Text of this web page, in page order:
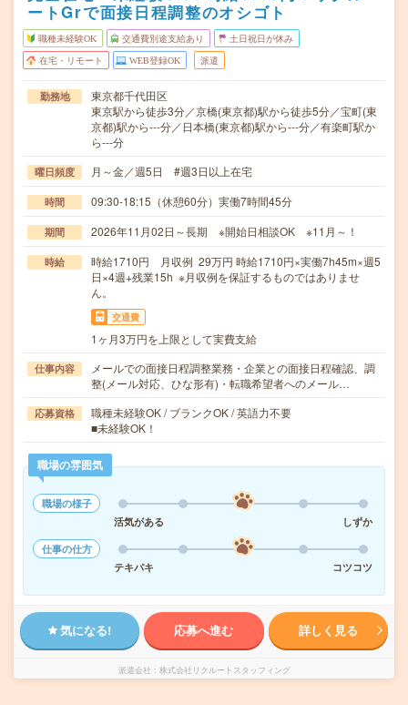
ートGrで面接日程調整のオシゴト
職種未経験OK 交通費別途支給あり 土日祝日が休み
在宅・リモート WEB登録OK 派遣
勤務地
東京都千代田区
東京駅から徒歩3分／京橋(東京都)駅から徒歩5分／宝町(東
京都)駅から---分／日本橋(東京都)駅から---分／有楽町駅か
ら---分
曜日頻度 月～金／週5日 #週3日以上在宅
時間 09:30-18:15（休憩60分）実働7時間45分
期間 2026年11月02日～長期 ※開始日相談OK ※11月～！
時給
時給1710円 月収例 29万円 時給1710円×実働7h45m×週5
日×4週+残業15h ※月収例を保証するものではありませ
ん。
交通費
1ヶ月3万円を上限として実費支給
仕事内容
メールでの面接日程調整業務・企業との面接日程確認、調
整(メール対応、ひな形有)・転職希望者へのメール…
応募資格
職種未経験OK / ブランクOK / 英語力不要
■未経験OK！
職場の雰囲気
職場の様子
活気がある
しずか
仕事の仕方
テキパキ
コツコツ
気になる! 応募へ進む 詳しく見る
派遣会社 株式会社リクルートスタッフィング